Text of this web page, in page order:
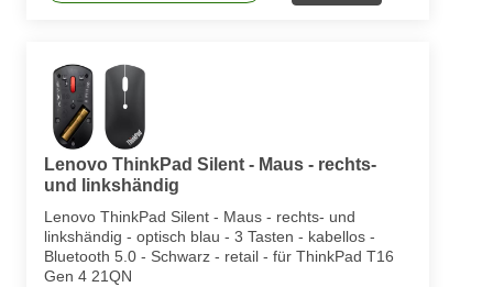
Lenovo ThinkPad Silent - Maus - rechts-
und linkshändig
Lenovo ThinkPad Silent - Maus - rechts- und
linkshändig - optisch blau - 3 Tasten - kabellos -
Bluetooth 5.0 - Schwarz - retail - für ThinkPad T16
Gen 4 21QN